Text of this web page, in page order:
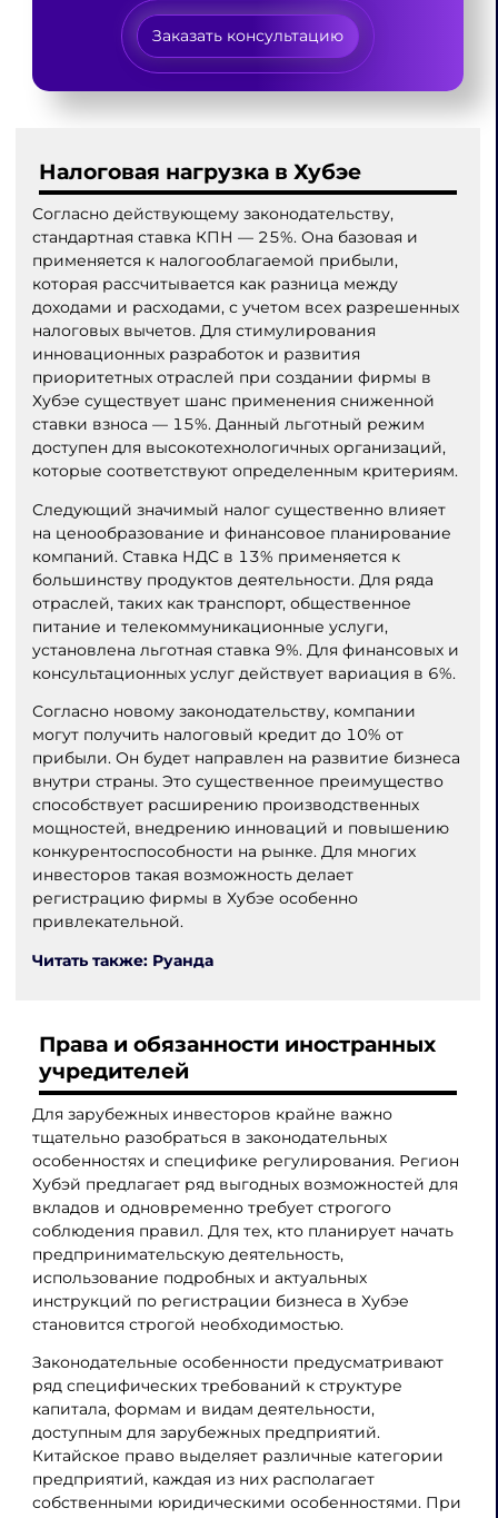
Заказать консультацию
Налоговая нагрузка в Хубэе
Согласно действующему законодательству,
стандартная ставка КПН — 25%. Она базовая и
применяется к налогооблагаемой прибыли,
которая рассчитывается как разница между
доходами и расходами, с учетом всех разрешенных
налоговых вычетов. Для стимулирования
инновационных разработок и развития
приоритетных отраслей при создании фирмы в
Хубэе существует шанс применения сниженной
ставки взноса — 15%. Данный льготный режим
доступен для высокотехнологичных организаций,
которые соответствуют определенным критериям.
Следующий значимый налог существенно влияет
на ценообразование и финансовое планирование
компаний. Ставка НДС в 13% применяется к
большинству продуктов деятельности. Для ряда
отраслей, таких как транспорт, общественное
питание и телекоммуникационные услуги,
установлена льготная ставка 9%. Для финансовых и
консультационных услуг действует вариация в 6%.
Согласно новому законодательству, компании
могут получить налоговый кредит до 10% от
прибыли. Он будет направлен на развитие бизнеса
внутри страны. Это существенное преимущество
способствует расширению производственных
мощностей, внедрению инноваций и повышению
конкурентоспособности на рынке. Для многих
инвесторов такая возможность делает
регистрацию фирмы в Хубэе особенно
привлекательной.
Читать также: Руанда
Права и обязанности иностранных
учредителей
Для зарубежных инвесторов крайне важно
тщательно разобраться в законодательных
особенностях и специфике регулирования. Регион
Хубэй предлагает ряд выгодных возможностей для
вкладов и одновременно требует строгого
соблюдения правил. Для тех, кто планирует начать
предпринимательскую деятельность,
использование подробных и актуальных
инструкций по регистрации бизнеса в Хубэе
становится строгой необходимостью.
Законодательные особенности предусматривают
ряд специфических требований к структуре
капитала, формам и видам деятельности,
доступным для зарубежных предприятий.
Китайское право выделяет различные категории
предприятий, каждая из них располагает
собственными юридическими особенностями. При